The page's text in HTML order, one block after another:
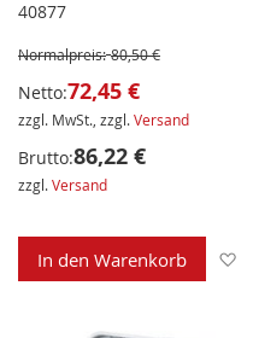
40877
Normalpreis: 80,50 €
Netto:72,45 €
zzgl. MwSt., zzgl.Versand
Brutto:86,22 €
zzgl.Versand
In den Warenkorb